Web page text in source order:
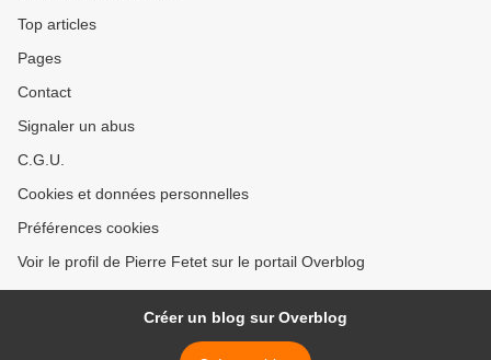
Top articles
Pages
Contact
Signaler un abus
C.G.U.
Cookies et données personnelles
Préférences cookies
Voir le profil de Pierre Fetet sur le portail Overblog
Créer un blog sur Overblog